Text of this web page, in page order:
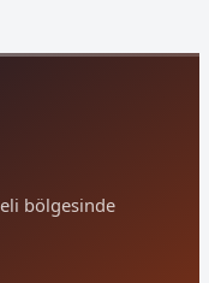
bölgesinde